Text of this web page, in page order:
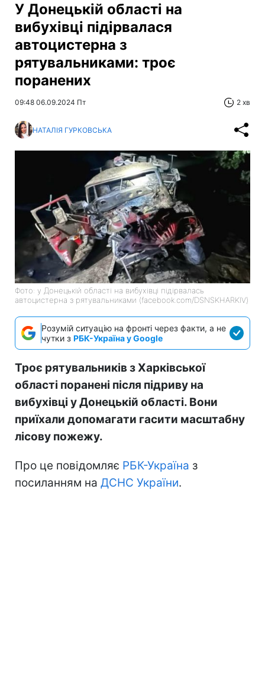
У Донецькій області на
вибухівці підірвалася
автоцистерна з
рятувальниками: троє
поранених
09:48 06.09.2024 Пт 2 хв
НАТАЛІЯ ГУРКОВСЬКА
Фото: у Донецькій області на вибухівці підірвалась
автоцистерна з рятувальниками (facebook.com/DSNSKHARKIV)
Розумій ситуацію на фронті через факти, а не
чутки з РБК-Україна у Google
Троє рятувальників з Харківської
області поранені після підриву на
вибухівці у Донецькій області. Вони
приїхали допомагати гасити масштабну
лісову пожежу.
Про це повідомляє РБК-Україна з
посиланням на ДСНС України.